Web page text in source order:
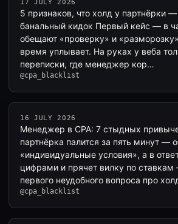
17 JULY 2026
5 признаков, что холд у партнёрки
банальный кидок Первый кейс — в
обещают «проверку» и
время уплывает. На руках у веба
переписки, где менеджер кор…
@cpa_blacklist
16 JULY 2026
Менеджер в CPA: 7 стыдных
партнёрка палится за пять минут —
«индивидуальные условия», а в
цифрами и прячет вилку по ставкам
первого неудобного вопроса про
@cpa_blacklist